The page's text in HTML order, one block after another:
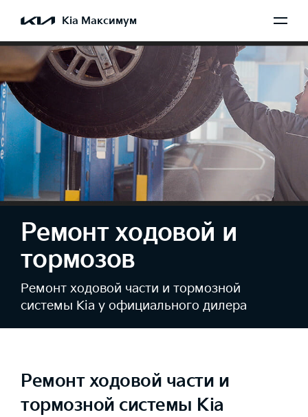
Kia Максимум
Ремонт ходовой и
тормозов
Ремонт ходовой части и тормозной
системы Kia у официального дилера
Ремонт ходовой части и
тормозной системы Kia